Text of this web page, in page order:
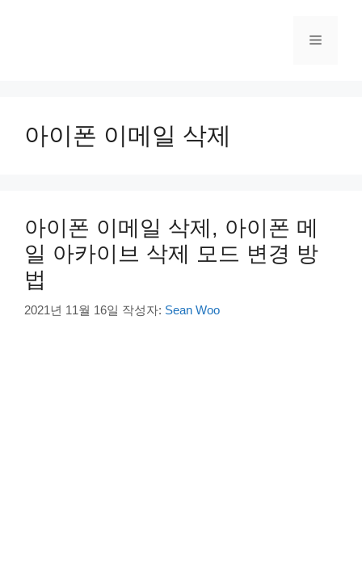
메
아이폰 이메일 삭제
아이폰 이메일 삭제, 아이폰 메
일 아카이브 삭제 모드 변경 방
법
2021년 11월 16일 작성자: Sean Woo